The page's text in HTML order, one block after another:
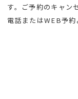
す。ご予約のキャン
電話またはWEB予約